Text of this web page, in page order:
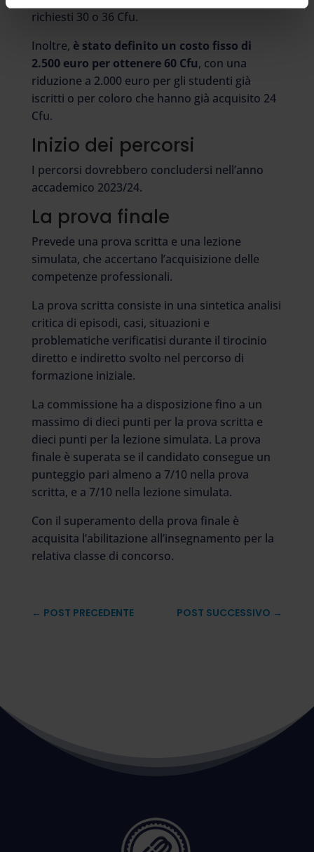
richiesti 30 o 36 Cfu.
Inoltre, è stato definito un costo fisso di
2.500 euro per ottenere 60 Cfu, con una
riduzione a 2.000 euro per gli studenti già
iscritti o per coloro che hanno già acquisito 24
Cfu.
Inizio dei percorsi
I percorsi dovrebbero concludersi nell’anno
accademico 2023/24.
La prova finale
Prevede una prova scritta e una lezione
simulata, che accertano l’acquisizione delle
competenze professionali.
La prova scritta consiste in una sintetica analisi
critica di episodi, casi, situazioni e
problematiche verificatisi durante il tirocinio
diretto e indiretto svolto nel percorso di
formazione iniziale.
La commissione ha a disposizione fino a un
massimo di dieci punti per la prova scritta e
dieci punti per la lezione simulata. La prova
finale è superata se il candidato consegue un
punteggio pari almeno a 7/10 nella prova
scritta, e a 7/10 nella lezione simulata.
Con il superamento della prova finale è
acquisita l’abilitazione all’insegnamento per la
relativa classe di concorso.
← POST PRECEDENTE POST SUCCESSIVO →